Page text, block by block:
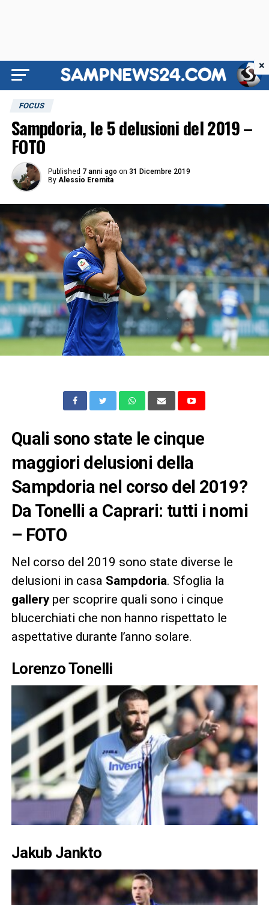
FOCUS
Sampdoria, le 5 delusioni del 2019 –
FOTO
Published 7 anni ago on 31 Dicembre 2019
By Alessio Eremita
Quali sono state le cinque
maggiori delusioni della
Sampdoria nel corso del 2019?
Da Tonelli a Caprari: tutti i nomi
– FOTO
Nel corso del 2019 sono state diverse le
delusioni in casa Sampdoria. Sfoglia la
galleryper scoprire quali sono i cinque
blucerchiati che non hanno rispettato le
aspettative durante l’anno solare.
Lorenzo Tonelli
Jakub Jankto
×